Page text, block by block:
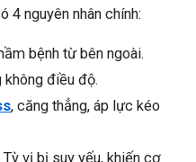
4 nguyên nhân chính:
bệnh từ bên ngoài.
điều độ.
, căng thẳng, áp lực kéo
vị bị suy yếu, khiến cơ